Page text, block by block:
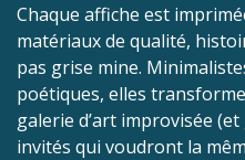
Chaque affiche est
matériaux de qualité,
pas grise mine.
poétiques, elles
galerie d’art improvisée
invités qui voudront la